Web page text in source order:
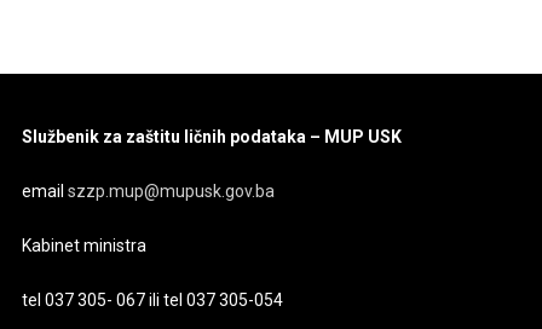
Službenik za zaštitu ličnih podataka – MUP USK
emailszzp.mup@mupusk.gov.ba
Kabinet ministra
tel 037 305- 067 ili tel 037 305-054